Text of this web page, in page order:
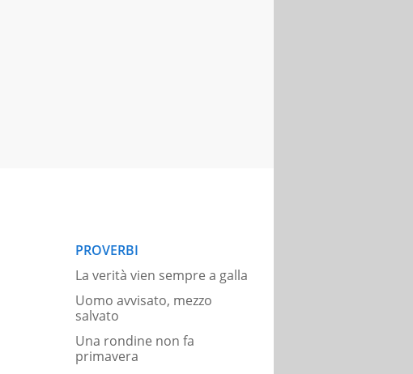
PROVERBI
La verità vien sempre a galla
Uomo avvisato, mezzo
salvato
Una rondine non fa
primavera